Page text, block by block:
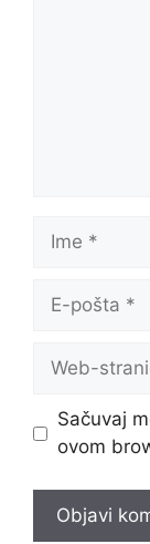
Ime
pošta
Web-
Sačuvaj
ovom